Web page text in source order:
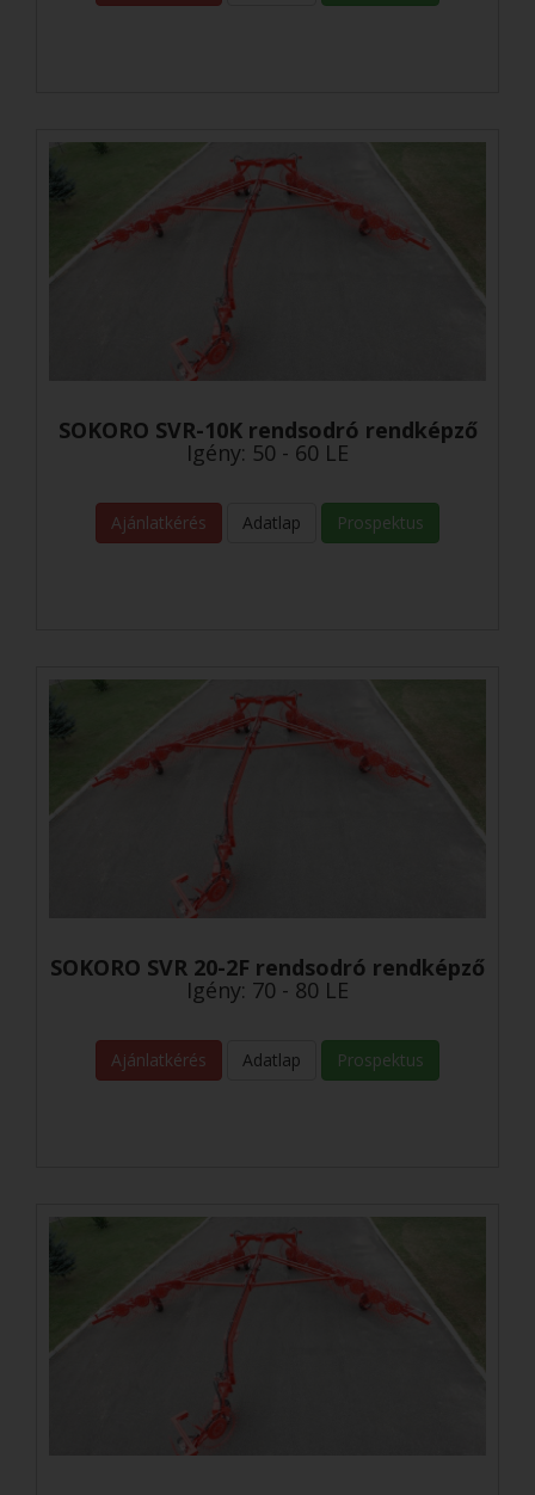
SOKORO SVR-10K rendsodró rendképző
Igény: 50 - 60 LE
Ajánlatkérés Adatlap Prospektus
SOKORO SVR 20-2F rendsodró rendképző
Igény: 70 - 80 LE
Ajánlatkérés Adatlap Prospektus